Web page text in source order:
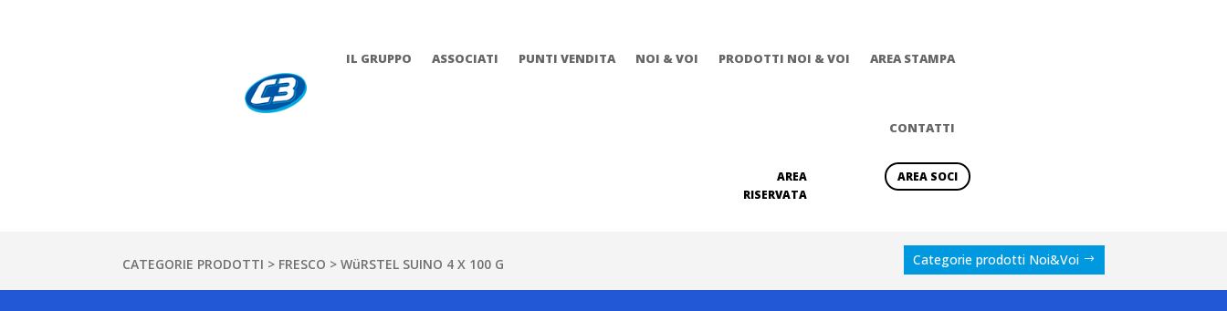
IL GRUPPO ASSOCIATI PUNTI VENDITA NOI & VOI PRODOTTI NOI & VOI AREA STAMPA
CONTATTI
AREA
RISERVATA
AREA SOCI
CATEGORIE PRODOTTI > FRESCO > WüRSTEL SUINO 4 X 100 G Categorie prodotti Noi&Voi